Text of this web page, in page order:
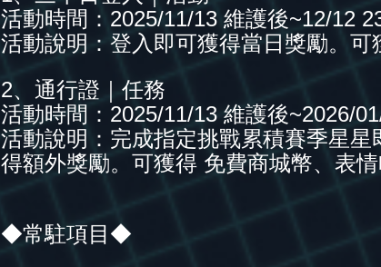
活動時間：2025/11/13 維護後~12/12
活動說明：登入即可獲得當日獎勵。可
2、通行證｜任務
活動時間：2025/11/13 維護後~2026/
活動說明：完成指定挑戰累積賽季星
得額外獎勵。可獲得 免費商城幣、表情
◆常駐項目◆